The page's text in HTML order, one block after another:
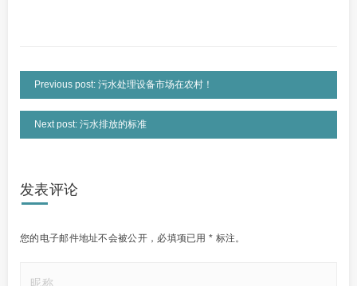
Previous post: 污水处理设备市场在农村！
Next post: 污水排放的标准
发表评论
您的电子邮件地址不会被公开， 必填项已用* 标注。